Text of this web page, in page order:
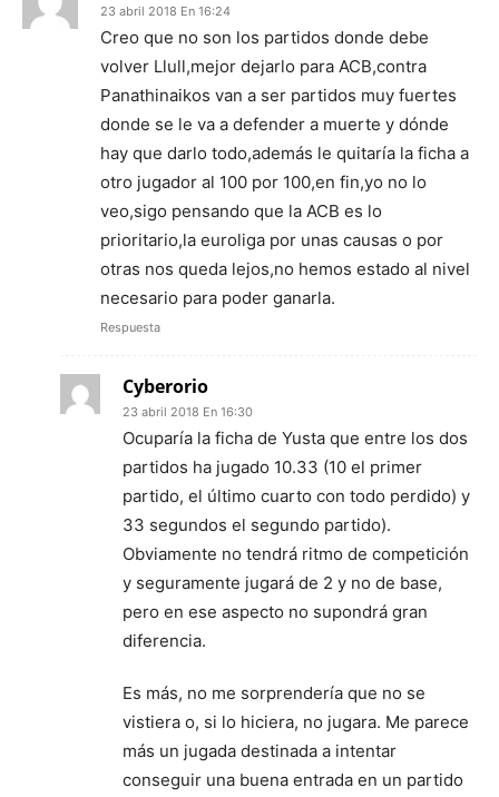
23 abril 2018 En 16:24
Creo que no son los partidos donde debe
volver Llull,mejor dejarlo para ACB,contra
Panathinaikos van a ser partidos muy fuertes
donde se le va a defender a muerte y dónde
hay que darlo todo,además le quitaría la ficha a
otro jugador al 100 por 100,en fin,yo no lo
veo,sigo pensando que la ACB es lo
prioritario,la euroliga por unas causas o por
otras nos queda lejos,no hemos estado al nivel
necesario para poder ganarla.
Respuesta
Cyberorio
23 abril 2018 En 16:30
Ocuparía la ficha de Yusta que entre los dos
partidos ha jugado 10.33 (10 el primer
partido, el último cuarto con todo perdido) y
33 segundos el segundo partido).
Obviamente no tendrá ritmo de competición
y seguramente jugará de 2 y no de base,
pero en ese aspecto no supondrá gran
diferencia.
Es más, no me sorprendería que no se
vistiera o, si lo hiciera, no jugara. Me parece
más un jugada destinada a intentar
conseguir una buena entrada en un partido